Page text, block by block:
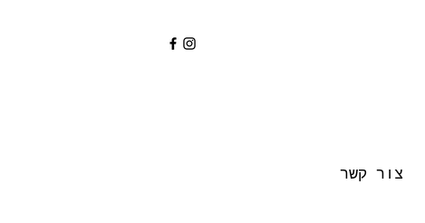
צור קשר